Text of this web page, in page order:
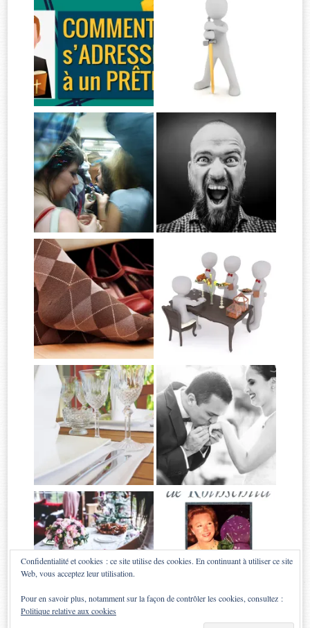
Confidentialité et cookies : ce site utilise des cookies. En continuant à utiliser ce site
Web, vous acceptez leur utilisation.
Pour en savoir plus, notamment sur la façon de contrôler les cookies, consultez :
Politique relative aux cookies